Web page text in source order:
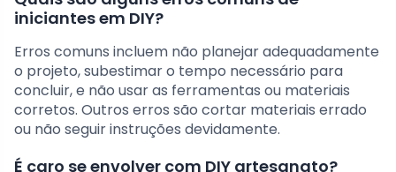
iniciantes em DIY?
Erros comuns incluem não planejar adequadamente
o projeto, subestimar o tempo necessário para
concluir, e não usar as ferramentas ou materiais
corretos. Outros erros são cortar materiais errado
ou não seguir instruções devidamente.
É caro se envolver com DIY artesanato?